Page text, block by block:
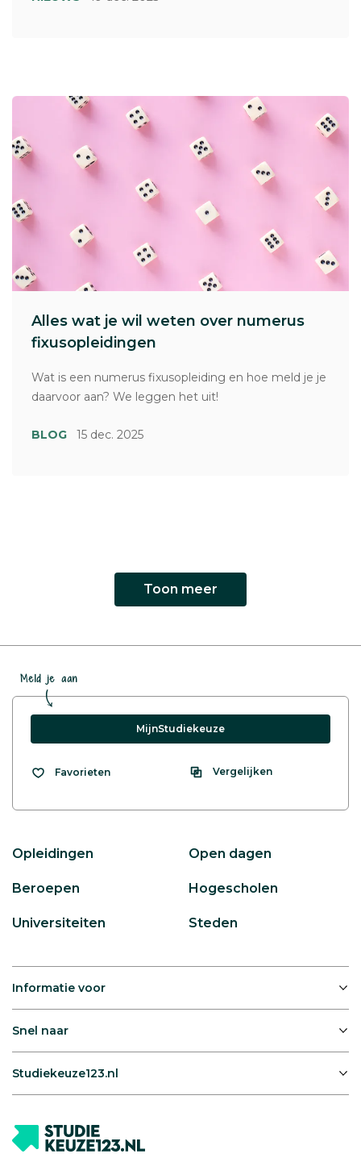
Alles wat je wil weten over numerus
fixusopleidingen
Wat is een numerus fixusopleiding en hoe meld je je
daarvoor aan? We leggen het uit!
BLOG 15 dec. 2025
Toon meer
Meld je aan
MijnStudiekeuze
Favorieten Vergelijken
Opleidingen Open dagen
Beroepen Hogescholen
Universiteiten Steden
Informatie voor
Snel naar
Studiekeuze123.nl